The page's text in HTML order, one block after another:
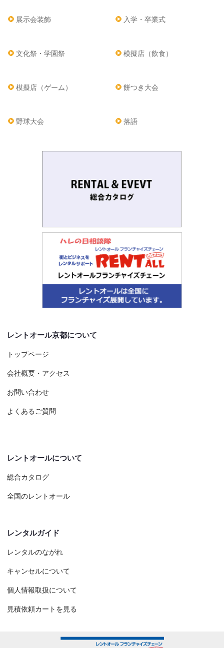
展示会装飾 入学・卒業式
文化祭・学園祭 模擬店（飲食）
模擬店（ゲーム） 餅つき大会
野球大会 落語
レントオール京都について
トップページ
会社概要・アクセス
お問い合わせ
よくあるご質問
レントオールについて
総合カタログ
全国のレントオール
レンタルガイド
レンタルのながれ
キャンセルについて
個人情報取扱について
見積依頼カートを見る